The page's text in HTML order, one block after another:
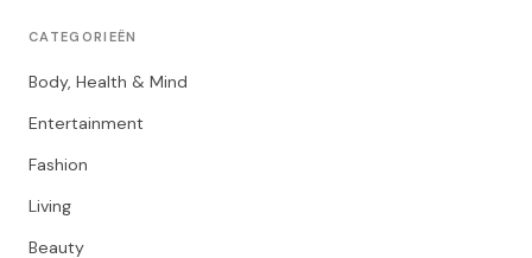
CATEGORIEËN
Body, Health & Mind
Entertainment
Fashion
Living
Beauty